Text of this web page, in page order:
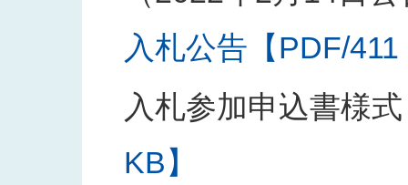
入札公告【PDF/
入札参加申込書様式
KB】